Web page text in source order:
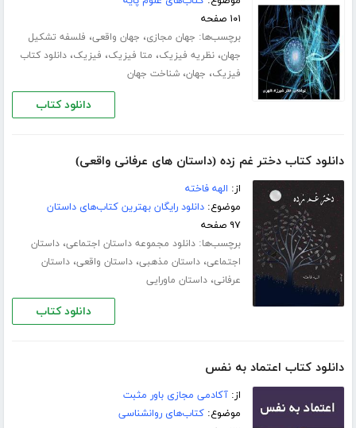
۱۰۱ صفحه
برچسب‌ها: جهان مجازی، جهان واقعی، فلسفه تشکیل
جهان،نظریه فیزیک، متا فیزیک، فیزیک،دانلود کتاب
فیزیک، جهان،شناخت جهان
دانلود کتاب
دانلود کتاب دختر غم زده (داستان های عرفانی واقعی)
از: الهه فاخته
موضوع:دانلود رایگان بهترین کتاب‌های داستان
۹۷ صفحه
برچسب‌ها:دانلود مجموعه داستان اجتماعی،داستان
اجتماعی،داستان مذهبی،داستان واقعی،داستان
عرفانی،داستان ماورایی
دانلود کتاب
دانلود کتاب اعتماد به نفس
از:آکادمی مجازی باور مثبت
موضوع:کتاب‌های روانشناسی